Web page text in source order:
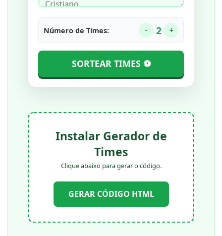
Número de Times: - 2 +
SORTEAR TIMES ⚽
Instalar Gerador de
Times
Clique abaixo para gerar o código.
GERAR CÓDIGO HTML